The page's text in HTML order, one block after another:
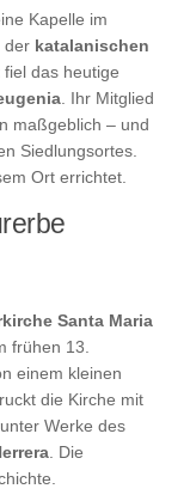
Kapelle im
der katalanischen
fiel das heutige
. Ihr Mitglied
maßgeblich – und
Siedlungsortes.
Ort errichtet.
Santa Maria
frühen 13.
einem kleinen
die Kirche mit
Werke des
. Die